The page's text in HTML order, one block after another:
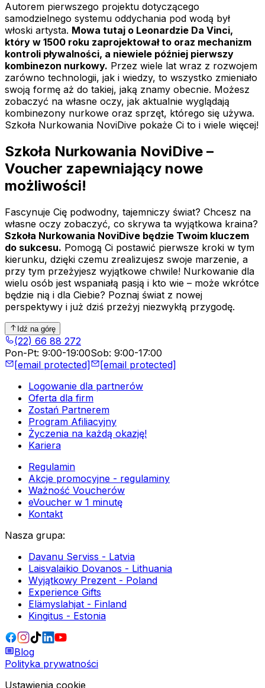
Autorem pierwszego projektu dotyczącego
samodzielnego systemu oddychania pod wodą był
włoski artysta. Mowa tutaj o Leonardzie Da Vinci,
który w 1500 roku zaprojektował to oraz mechanizm
kontroli pływalności, a niewiele później pierwszy
kombinezon nurkowy. Przez wiele lat wraz z rozwojem
zarówno technologii, jak i wiedzy, to wszystko zmieniało
swoją formę aż do takiej, jaką znamy obecnie. Możesz
zobaczyć na własne oczy, jak aktualnie wyglądają
kombinezony nurkowe oraz sprzęt, którego się używa.
Szkoła Nurkowania NoviDive pokaże Ci to i wiele więcej!
Szkoła Nurkowania NoviDive –
Voucher zapewniający nowe
możliwości!
Fascynuje Cię podwodny, tajemniczy świat? Chcesz na
własne oczy zobaczyć, co skrywa ta wyjątkowa kraina?
Szkoła Nurkowania NoviDive będzie Twoim kluczem
do sukcesu. Pomogą Ci postawić pierwsze kroki w tym
kierunku, dzięki czemu zrealizujesz swoje marzenie, a
przy tym przeżyjesz wyjątkowe chwile! Nurkowanie dla
wielu osób jest wspaniałą pasją i kto wie – może wkrótce
będzie nią i dla Ciebie? Poznaj świat z nowej
perspektywy i już dziś przeżyj niezwykłą przygodę.
Idź na górę
(22) 66 88 272
Pon-Pt: 9:00-19:00Sob: 9:00-17:00
[email protected]
[email protected]
Logowanie dla partnerów
Oferta dla firm
Zostań Partnerem
Program Afiliacyjny
Życzenia na każdą okazję!
Kariera
Regulamin
Akcje promocyjne - regulaminy
Ważność Voucherów
eVoucher w 1 minutę
Kontakt
Nasza grupa:
Davanu Serviss - Latvia
Laisvalaikio Dovanos - Lithuania
Wyjątkowy Prezent - Poland
Experience Gifts
Elämyslahjat - Finland
Kingitus - Estonia
Blog
Polityka prywatności
Ustawienia cookie